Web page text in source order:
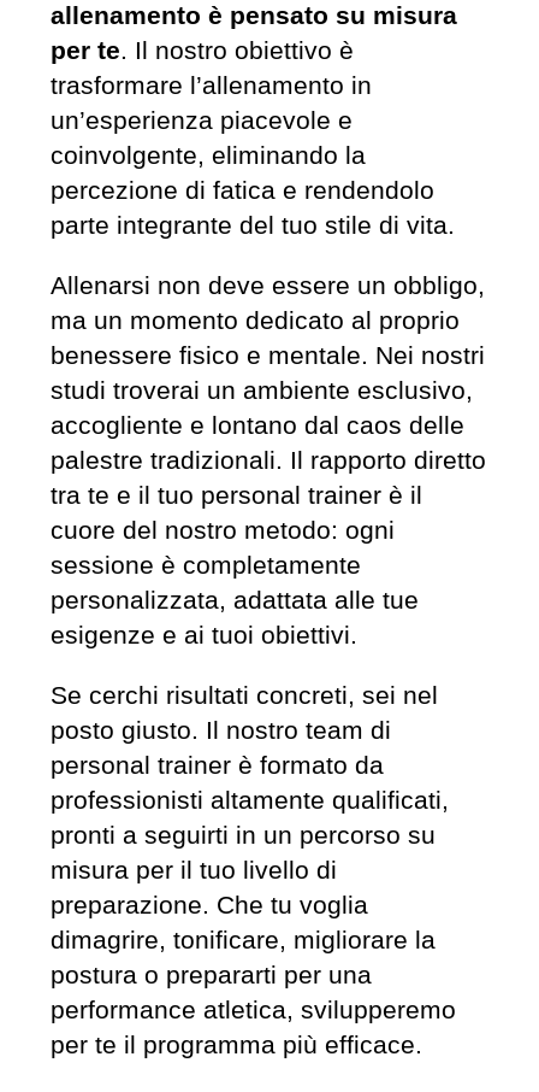
allenamento è pensato su misura
per te. Il nostro obiettivo è
trasformare l’allenamento in
un’esperienza piacevole e
coinvolgente, eliminando la
percezione di fatica e rendendolo
parte integrante del tuo stile di vita.
Allenarsi non deve essere un obbligo,
ma un momento dedicato al proprio
benessere fisico e mentale. Nei nostri
studi troverai un ambiente esclusivo,
accogliente e lontano dal caos delle
palestre tradizionali. Il rapporto diretto
tra te e il tuo personal trainer è il
cuore del nostro metodo: ogni
sessione è completamente
personalizzata, adattata alle tue
esigenze e ai tuoi obiettivi.
Se cerchi risultati concreti, sei nel
posto giusto. Il nostro team di
personal trainer è formato da
professionisti altamente qualificati,
pronti a seguirti in un percorso su
misura per il tuo livello di
preparazione. Che tu voglia
dimagrire, tonificare, migliorare la
postura o prepararti per una
performance atletica, svilupperemo
per te il programma più efficace.